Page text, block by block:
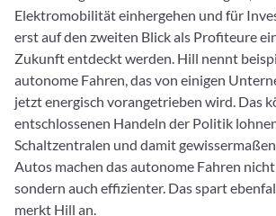
Elektromobilität einhergehen und für
erst auf den zweiten Blick als Profiteure
Zukunft entdeckt werden. Hill nennt
autonome Fahren, das von einigen
jetzt energisch vorangetrieben wird. Das
entschlossenen Handeln der Politik
Schaltzentralen und damit
Autos machen das autonome Fahren
sondern auch effizienter. Das spart
merkt Hill an.